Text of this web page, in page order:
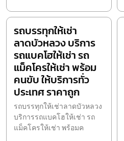
รถบรรทุกให้เช่า
ลาดบัวหลวง บริการ
รถแบคโฮให้เช่า รถ
แม็คโครให้เช่า พร้อม
คนขับ ให้บริการทั่ว
ประเทศ ราคาถูก
รถบรรทุกให้เช่าลาดบัวหลวง
บริการรถแบคโฮให้เช่า รถ
แม็คโครให้เช่า พร้อมค